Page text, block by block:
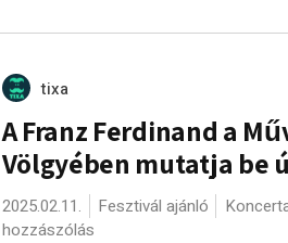
tixa
A Franz Ferdinand a
Völgyében mutatja be
2025.02.11. Fesztivál ajánló
hozzászólás